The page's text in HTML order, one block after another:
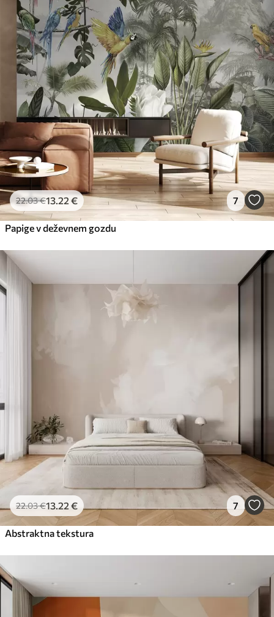
22.03€13 .22 € 7
Papige v deževnem gozdu
22.03€13 .22 € 7
Abstraktna tekstura